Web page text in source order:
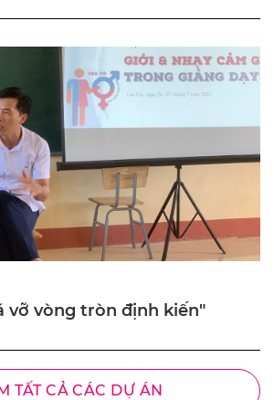
vỡ vòng tròn định kiến"
TẤT CẢ CÁC DỰ ÁN